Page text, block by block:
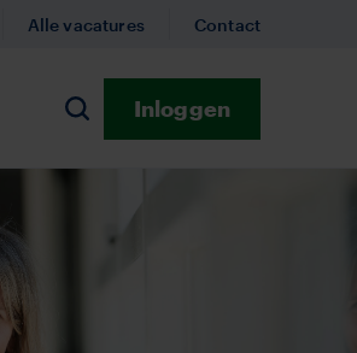
Zoeken
Inloggen
Alle vacatures Contact